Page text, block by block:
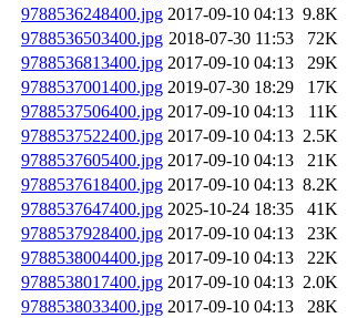
9788536248400.jpg 2017-09-10 04:13 9.8K
9788536503400.jpg 2018-07-30 11:53
72K
9788536813400.jpg 2017-09-10 04:13
29K
9788537001400.jpg 2019-07-30 18:29
17K
9788537506400.jpg 2017-09-10 04:13
11K
9788537522400.jpg 2017-09-10 04:13 2.5K
9788537605400.jpg 2017-09-10 04:13
21K
9788537618400.jpg 2017-09-10 04:13 8.2K
9788537647400.jpg 2025-10-24 18:35
41K
9788537928400.jpg 2017-09-10 04:13
23K
9788538004400.jpg 2017-09-10 04:13
22K
9788538017400.jpg 2017-09-10 04:13 2.0K
9788538033400.jpg 2017-09-10 04:13
28K